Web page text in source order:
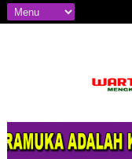
Pelosok